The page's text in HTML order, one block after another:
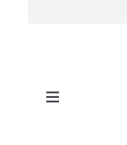
Toggle